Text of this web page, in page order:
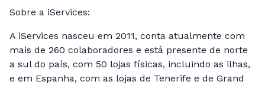
Sobre a iServices:
A iServices nasceu em 2011, conta atualmente com
mais de 260 colaboradores e está presente de norte
a sul do país, com 50 lojas físicas, incluindo as ilhas,
e em Espanha, com as lojas de Tenerife e de Grand